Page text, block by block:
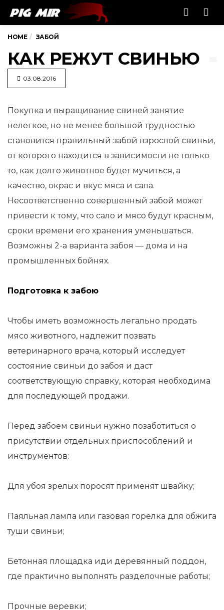
HOME ЗАБОЙ
КАК РЕЖУТ СВИНЬЮ
03.08.2016
Покупка и выращивание свиней занятие
нелегкое, но не менее большой трудностью
становится правильный забой взрослой свиньи,
от которого находится в зависимости не только
то, как долго животное будет мучиться, а
качество, окрас и вкус мяса и сала.
Несоответственно совершенный забой может
привести к тому, что сало и мясо будут красным,
сроки времени его хранения уменьшаться.
Возможны 2-а варианта забоя — дома и на
промышленных бойнях.
Подготовка к забою
Чтобы иметь возможность легально продать
мясо животного, надлежит позвать
ветеринарного врача, который исследует
состояние свиньи до забоя и даст
соответствующую справку, которая необходима
для последующей продажи.
Перед забоем свиньи нужно позаботиться о
присутствии отдельных приспособлений и
инструментов:
Для убоя зрелых поросят применят швайку;
Паяльная лампа или газовая горелка для обжига
туши свиньи;
Бетонная площадка иди деревянный поддон,
где практично выполнять разделочные работы;
Прочные веревки;